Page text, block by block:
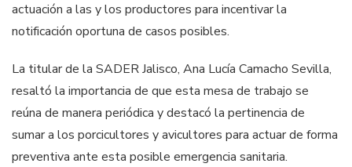
actuación a las y los productores para incentivar la
notificación oportuna de casos posibles.
La titular de la SADER Jalisco, Ana Lucía Camacho Sevilla,
resaltó la importancia de que esta mesa de trabajo se
reúna de manera periódica y destacó la pertinencia de
sumar a los porcicultores y avicultores para actuar de forma
preventiva ante esta posible emergencia sanitaria.